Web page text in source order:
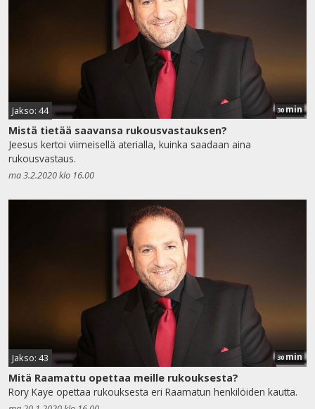
Jakso: 44 30min
Mistä tietää saavansa rukousvastauksen?
Jeesus kertoi viimeisellä aterialla, kuinka saadaan aina
rukousvastaus.
ma 3.2.2020 klo 16.00
Jakso: 43 30min
Mitä Raamattu opettaa meille rukouksesta?
Rory Kaye opettaa rukouksesta eri Raamatun henkilöiden kautta.